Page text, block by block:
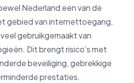
Nederland een van de
gebied van internettoegang,
gebruikgemaakt van
Dit brengt risico’s met
beveiliging, gebrekkige
prestaties.